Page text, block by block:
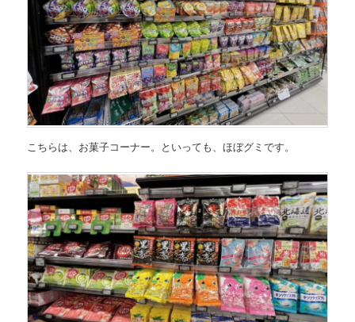
こちらは、お菓子コーナー。といっても、ほぼグミです。